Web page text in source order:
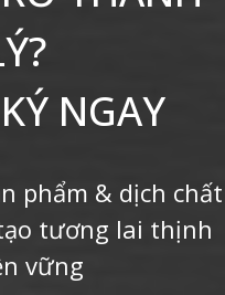
NGAY
phẩm & dịch chất
tương lai thịnh
vững